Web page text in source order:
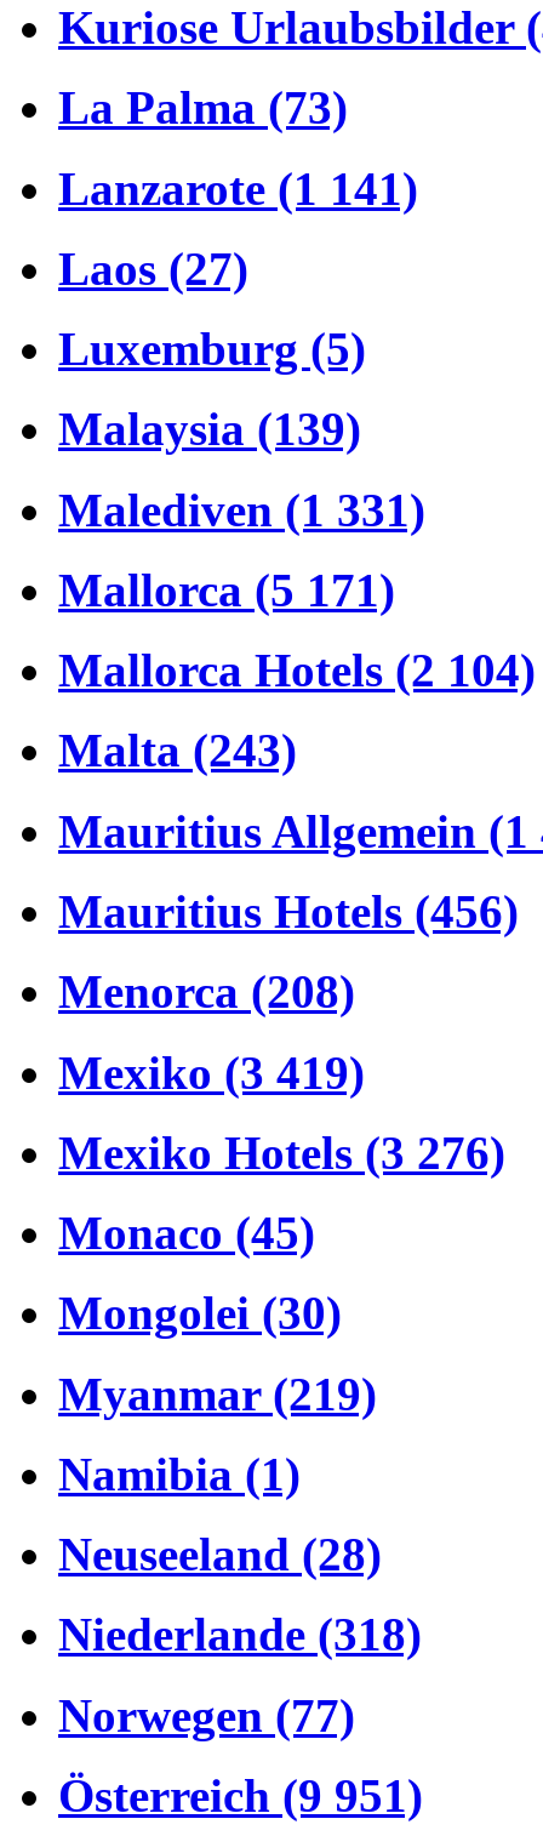
Kuriose Urlaubsbilder
La Palma (73)
Lanzarote (1 141)
Laos (27)
Luxemburg (5)
Malaysia (139)
Malediven (1 331)
Mallorca (5 171)
Mallorca Hotels (2 104)
Malta (243)
Mauritius Allgemein (1
Mauritius Hotels (456)
Menorca (208)
Mexiko (3 419)
Mexiko Hotels (3 276)
Monaco (45)
Mongolei (30)
Myanmar (219)
Namibia (1)
Neuseeland (28)
Niederlande (318)
Norwegen (77)
Österreich (9 951)